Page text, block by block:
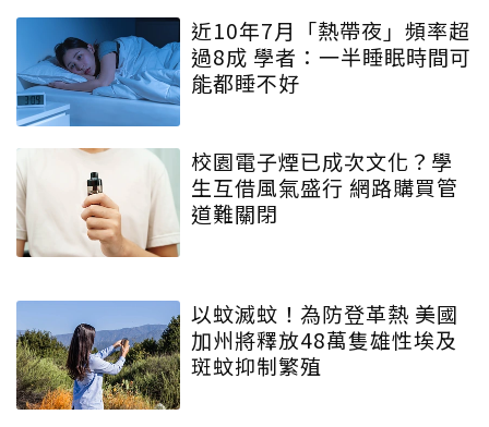
近10年7月「熱帶夜」頻率超
過8成 學者：一半睡眠時間可
能都睡不好
校園電子煙已成次文化？學
生互借風氣盛行 網路購買管
道難關閉
以蚊滅蚊！為防登革熱 美國
加州將釋放48萬隻雄性埃及
斑蚊抑制繁殖